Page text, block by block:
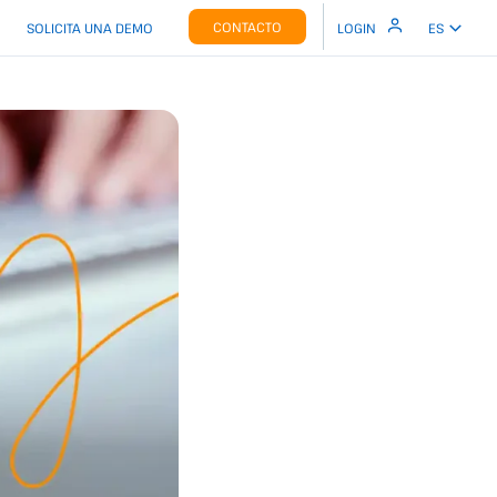
SOLICITA UNA DEMO CONTACTO LOGIN ES